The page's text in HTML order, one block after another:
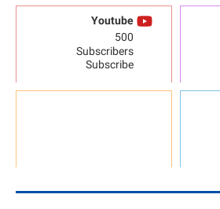
Youtube
500
Subscribers
Subscribe